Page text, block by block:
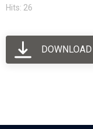
Hits: 26
DOWNLOAD